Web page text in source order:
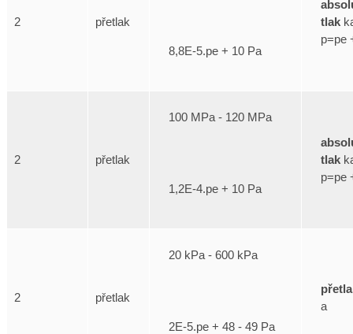
2 přetlak
8,8E-5.pe + 10 Pa
tlak
p=pe
2 přetlak
100 MPa - 120 MPa
1,2E-4.pe + 10 Pa
tlak
p=pe
2 přetlak
20 kPa - 600 kPa
2E-5.pe + 48 - 49 Pa
a